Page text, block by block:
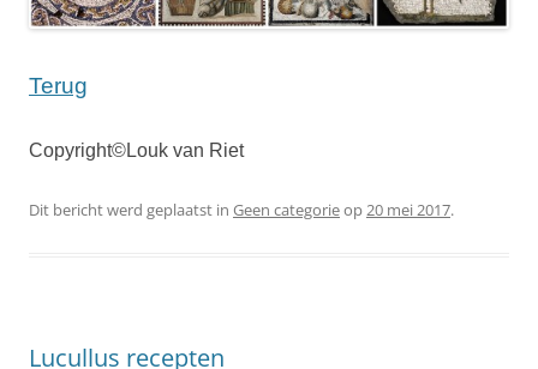
Terug
Copyright©Louk van Riet
Dit bericht werd geplaatst in Geen categorieop20 mei 2017.
Lucullus recepten